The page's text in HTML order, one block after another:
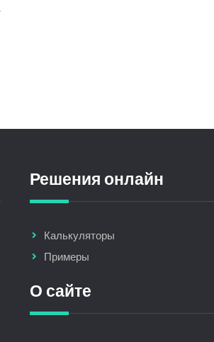
Решения онлайн
Калькуляторы
Примеры
О сайте